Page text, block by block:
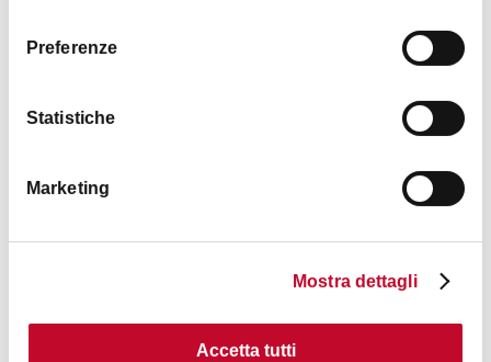
Preferenze
Statistiche
Marketing
Mostra dettagli
Accetta tutti